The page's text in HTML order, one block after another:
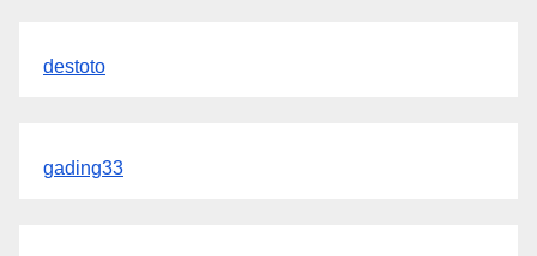
destoto
gading33